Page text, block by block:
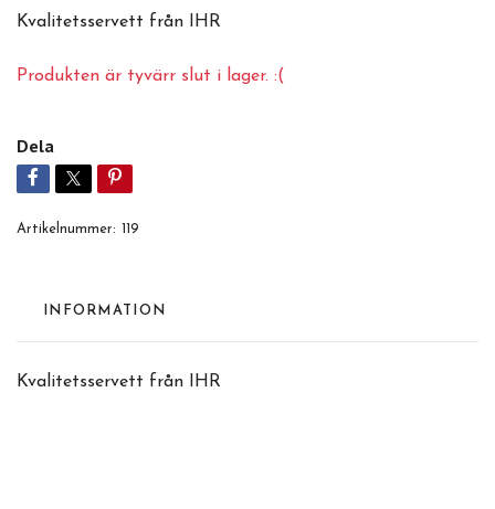
Kvalitetsservett från IHR
Produkten är tyvärr slut i lager. :(
Dela
Artikelnummer: 119
INFORMATION
Kvalitetsservett från IHR